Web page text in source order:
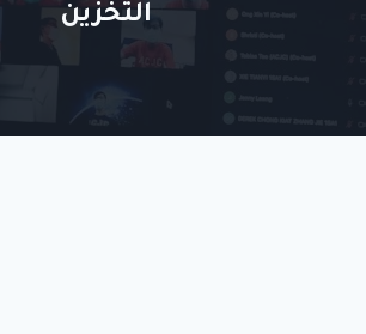
التخزين